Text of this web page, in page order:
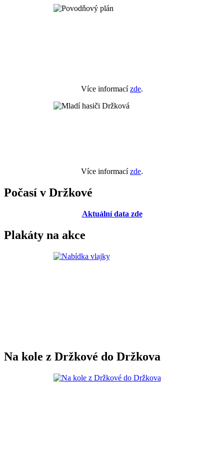
Více informacízde.
Více informacízde.
Počasí v Držkové
Aktuální data zde
Plakáty na akce
Na kole z Držkové do Držkova